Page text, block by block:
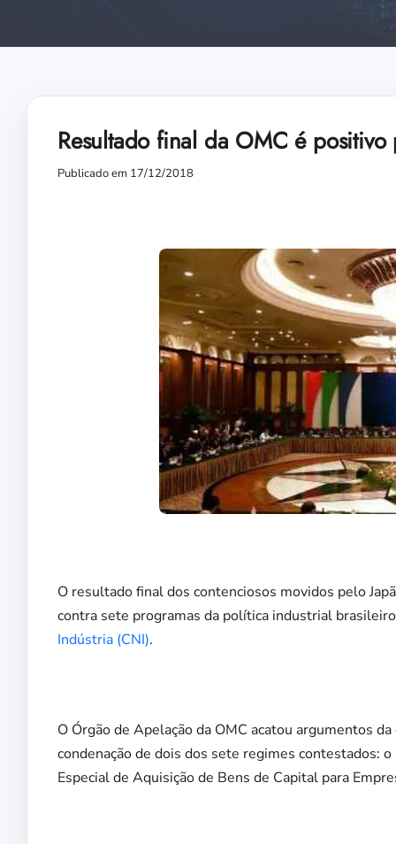
Resultado final da OMC é
Publicado em 17/12/2018
O resultado final dos contenciosos movidos pelo
contra sete programas da política industrial
Indústria (CNI).
O Órgão de Apelação da OMC acatou argumentos
condenação de dois dos sete regimes contestados:
Especial de Aquisição de Bens de Capital para